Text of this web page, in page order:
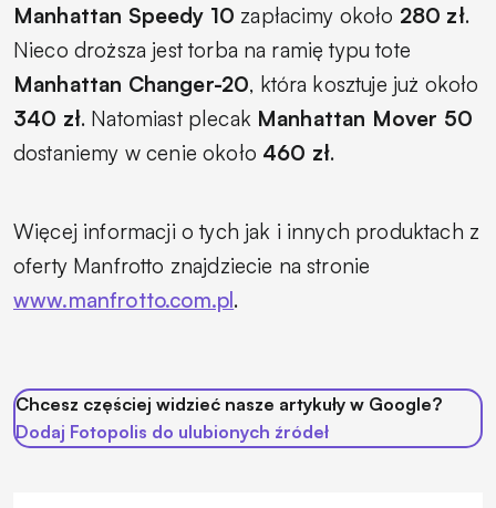
Manhattan Speedy 10 zapłacimy około 280 zł.
Nieco droższa jest torba na ramię typu tote
Manhattan Changer-20, która kosztuje już około
340 zł. Natomiast plecak Manhattan Mover 50
dostaniemy w cenie około 460 zł.
Więcej informacji o tych jak i innych produktach z
oferty Manfrotto znajdziecie na stronie
www.manfrotto.com.pl.
Chcesz częściej widzieć nasze artykuły w Google?
Dodaj Fotopolis do ulubionych źródeł